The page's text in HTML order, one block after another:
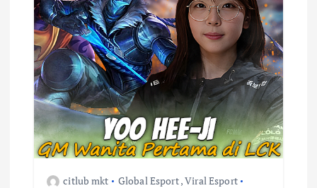
citlub mkt Global Esport,Viral Esport